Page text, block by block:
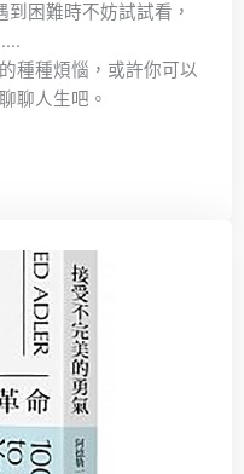
困難時不妨試試看，
種煩惱，或許你可以
聊人生吧。